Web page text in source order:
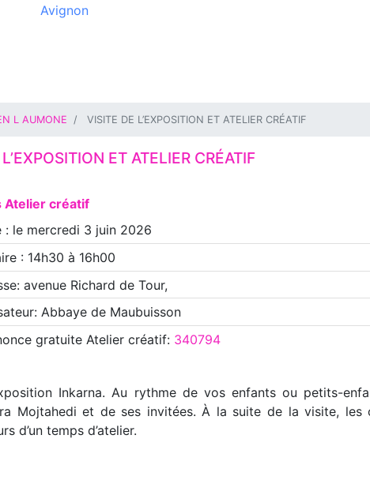
Avignon
L AUMONE VISITE DE L’EXPOSITION ET ATELIER CRÉATIF
ET ATELIER CRÉATIF
Atelier créatif
: le mercredi 3 juin 2026
: 14h30 à 16h00
avenue Richard de Tour,
Abbaye de Maubuisson
gratuite Atelier créatif: 340794
Inkarna. Au rythme de vos enfants ou petits-
Mojtahedi et de ses invitées. À la suite de la visite, les
d’un temps d’atelier.